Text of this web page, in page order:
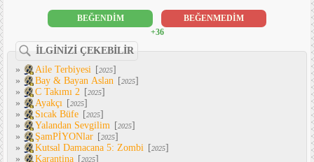
BEĞENDİM
BEĞENMEDİM
+36
İLGİNİZİ ÇEKEBİLİR
»
Aile Terbiyesi [2025]
»
Bay & Bayan Aslan [2025]
»
C Takımı 2 [2025]
»
Ayakçı [2025]
»
Sıcak Büfe [2025]
»
Yalandan Sevgilim [2025]
»
ŞamPİYONlar [2025]
»
Kutsal Damacana 5: Zombi [2025]
»
Karantina [2025]